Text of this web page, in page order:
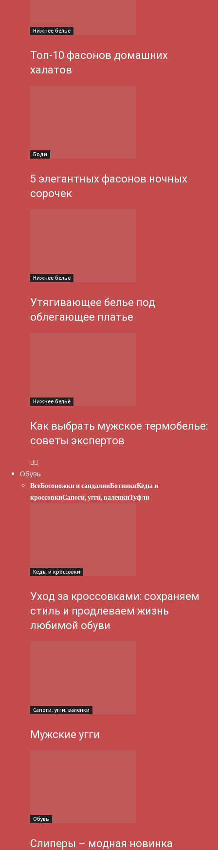
Нижнее бельё
Топ-10 фасонов домашних
халатов
Боди
5 элегантных фасонов ночных
сорочек
Нижнее бельё
Утягивающее белье под
облегающее платье
Нижнее бельё
Как выбрать мужское термобелье:
советы экспертов
Обувь
ВсеБосоножки и сандалииБотинкиКеды и
кроссовкиСапоги, угги, валенкиТуфли
Кеды и кроссовки
Уход за кроссовками: сохраняем
стиль и продлеваем жизнь
любимой обуви
Сапоги, угги, валенки
Мужские угги
Обувь
Слиперы – модная новинка